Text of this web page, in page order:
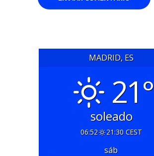
MADRID, ES
21°
soleado
06:52 21:30 CEST
sáb